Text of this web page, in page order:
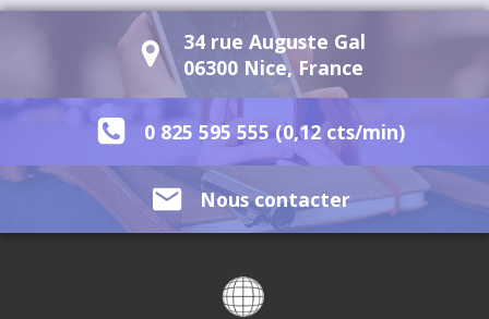
34 rue Auguste Gal
06300 Nice, France
0 825 595 555 (0,12 cts/min)
Nous contacter